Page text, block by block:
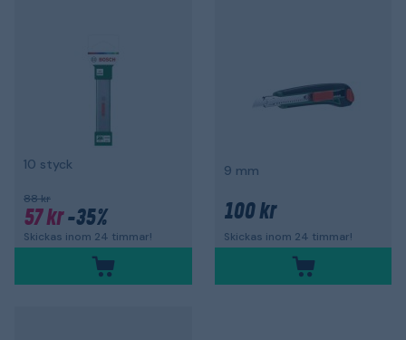
10 styck
88 kr
57 kr-35%
Skickas inom 24 timmar!
9 mm
100 kr
Skickas inom 24 timmar!